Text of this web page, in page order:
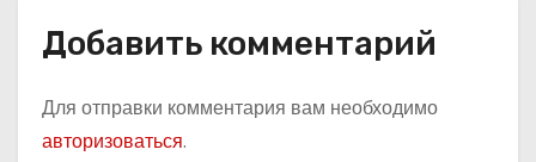
Добавить комментарий
Для отправки комментария вам необходимо
авторизоваться.